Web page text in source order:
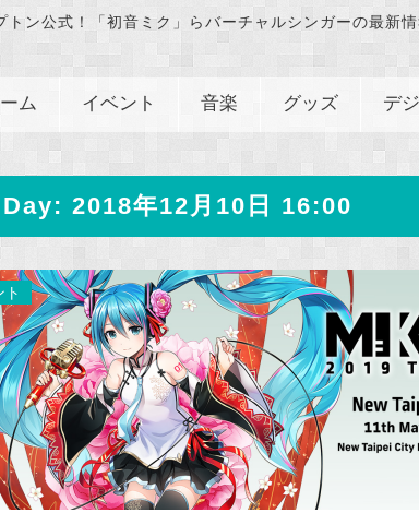
トン公式！「初音ミク」らバーチャルシンガーの最新情
ム イベント 音楽 グッズ デ
Day: 2018年12月10日 16:00
ト